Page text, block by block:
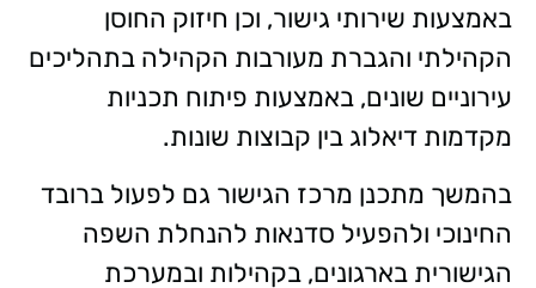
באמצעות שירותי גישור, וכן חיזוק החוסן
הקהילתי והגברת מעורבות הקהילה בתהליכים
עירוניים שונים, באמצעות פיתוח תכניות
מקדמות דיאלוג בין קבוצות שונות.
בהמשך מתכנן מרכז הגישור גם לפעול ברובד
החינוכי ולהפעיל סדנאות להנחלת השפה
הגישורית בארגונים, בקהילות ובמערכת